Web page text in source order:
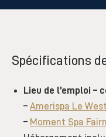
Spécifications
Lieu de l’emploi
– Amerispa Le
– Moment Spa